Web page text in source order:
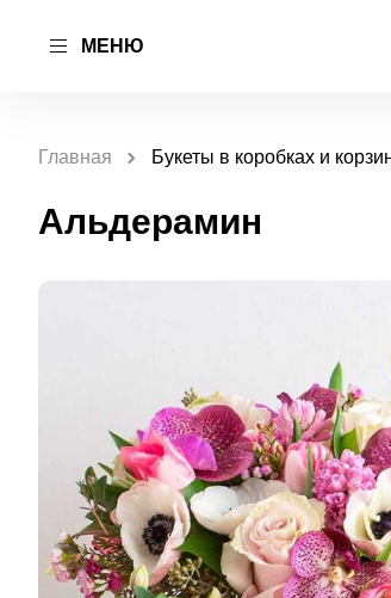
МЕНЮ
Главная Букеты в коробках и
Альдерамин